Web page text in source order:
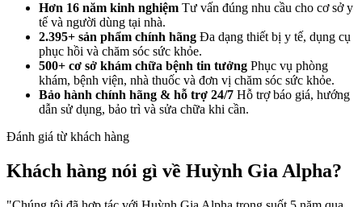
Hơn 16 năm kinh nghiệm Tư vấn đúng nhu cầu cho cơ sở y
tế và người dùng tại nhà.
2.395+ sản phẩm chính hãng Đa dạng thiết bị y tế, dụng cụ
phục hồi và chăm sóc sức khỏe.
500+ cơ sở khám chữa bệnh tin tưởng Phục vụ phòng
khám, bệnh viện, nhà thuốc và đơn vị chăm sóc sức khỏe.
Bảo hành chính hãng & hỗ trợ 24/7 Hỗ trợ báo giá, hướng
dẫn sử dụng, bảo trì và sửa chữa khi cần.
Đánh giá từ khách hàng
Khách hàng nói gì về Huỳnh Gia Alpha?